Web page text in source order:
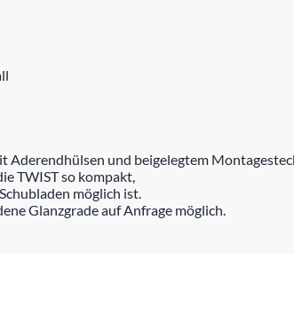
Aderendhülsen und beigelegtem
TWIST so kompakt,
möglich ist.
Glanzgrade auf Anfrage möglich.